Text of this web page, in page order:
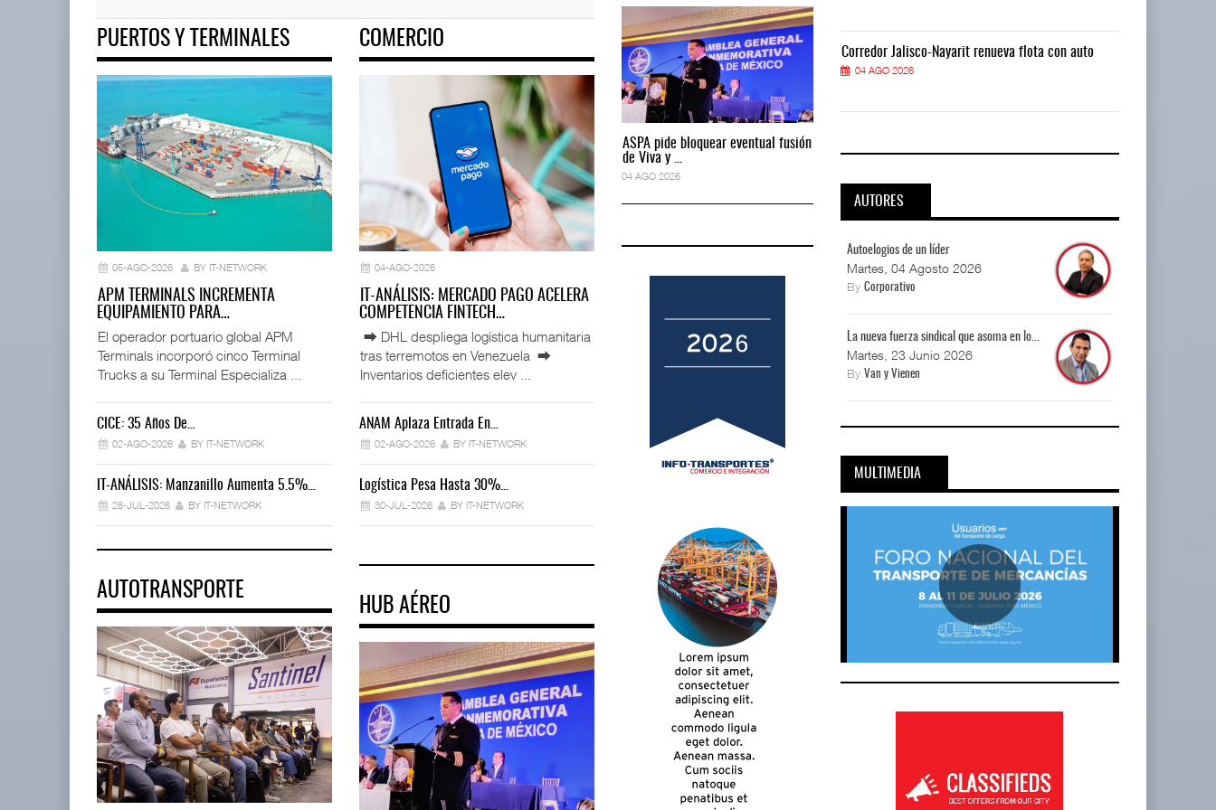
PUERTOS Y TERMINALES
05-AGO-2026 BY IT-NETWORK
APM TERMINALS INCREMENTA
EQUIPAMIENTO PARA…
El operador portuario global APM
Terminals incorporó cinco Terminal
Trucks a su Terminal Especializa ...
CICE: 35 Años De…
02-AGO-2026 BY IT-NETWORK
IT-ANÁLISIS: Manzanillo Aumenta 5.5%…
28-JUL-2026 BY IT-NETWORK
AUTOTRANSPORTE
COMERCIO
04-AGO-2026
IT-ANÁLISIS: MERCADO PAGO ACELERA
COMPETENCIA FINTECH…
⮕ DHL despliega logística humanitaria
tras terremotos en Venezuela ⮕
Inventarios deficientes elev ...
ANAM Aplaza Entrada En…
02-AGO-2026 BY IT-NETWORK
Logística Pesa Hasta 30%…
30-JUL-2026 BY IT-NETWORK
IT-ANÁLISIS: Manifestación Electrónica
29-JUL-2026 BY IT-NETWORK
Cadena De Frío, Clave…
16-JUL-2026 BY IT-NETWORK
HUB AÉREO
ASPA pide bloquear eventual fusión
de Viva y ...
04 AGO 2026
ASPA pide bloquear eventual fusión
de Viva y ...
04 AGO 2026
ASPA pide bloquear eventual fusión
de Viva y ...
04 AGO 2026
de Viva y ...
de Viva y ...
Corredor Jalisco-Nayarit renueva flota con auto Corredor Jalisco-Nayarit renueva flota con auto
04 AGO 2026
AUTORES
Autoelogios de un líder
Martes, 04 Agosto 2026
By Corporativo
La nueva fuerza sindical que asoma en lo...
Martes, 23 Junio 2026
By Van y Vienen
MULTIMEDIA